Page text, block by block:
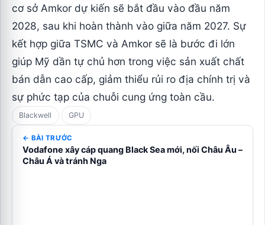
cơ sở Amkor dự kiến sẽ bắt đầu vào đầu năm
2028, sau khi hoàn thành vào giữa năm 2027. Sự
kết hợp giữa TSMC và Amkor sẽ là bước đi lớn
giúp Mỹ dần tự chủ hơn trong việc sản xuất chất
bán dẫn cao cấp, giảm thiểu rủi ro địa chính trị và
sự phức tạp của chuỗi cung ứng toàn cầu.
Blackwell GPU
← BÀI TRƯỚC
Vodafone xây cáp quang Black Sea mới, nối Châu Âu –
Châu Á và tránh Nga